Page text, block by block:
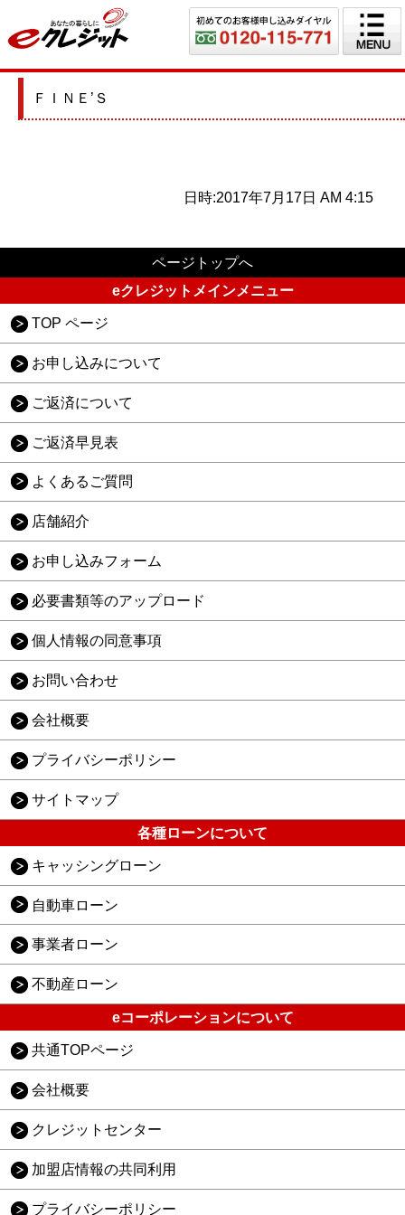
ＦＩＮＥ’Ｓ
日時:2017年7月17日 AM 4:15
ページトップへ
eクレジットメインメニュー
TOP ページ
お申し込みについて
ご返済について
ご返済早見表
よくあるご質問
店舗紹介
お申し込みフォーム
必要書類等のアップロード
個人情報の同意事項
お問い合わせ
会社概要
プライバシーポリシー
サイトマップ
各種ローンについて
キャッシングローン
自動車ローン
事業者ローン
不動産ローン
eコーポレーションについて
共通TOPページ
会社概要
クレジットセンター
加盟店情報の共同利用
プライバシーポリシー